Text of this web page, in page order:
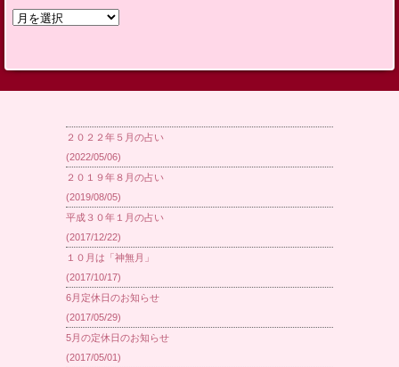
【日
２０２２年５月の占い
(2022/05/06)
２０１９年８月の占い
(2019/08/05)
平成３０年１月の占い
(2017/12/22)
１０月は「神無月」
(2017/10/17)
6月定休日のお知らせ
(2017/05/29)
5月の定休日のお知らせ
(2017/05/01)